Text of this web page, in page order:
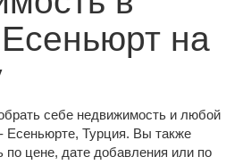
на
себе недвижимость и любой
Есеньюрте, Турция. Вы также
по цене, дате добавления или по